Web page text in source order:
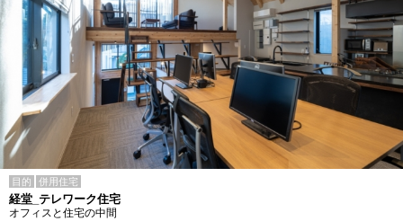
目的 併用住宅
経堂_テレワーク住宅
オフィスと住宅の中間